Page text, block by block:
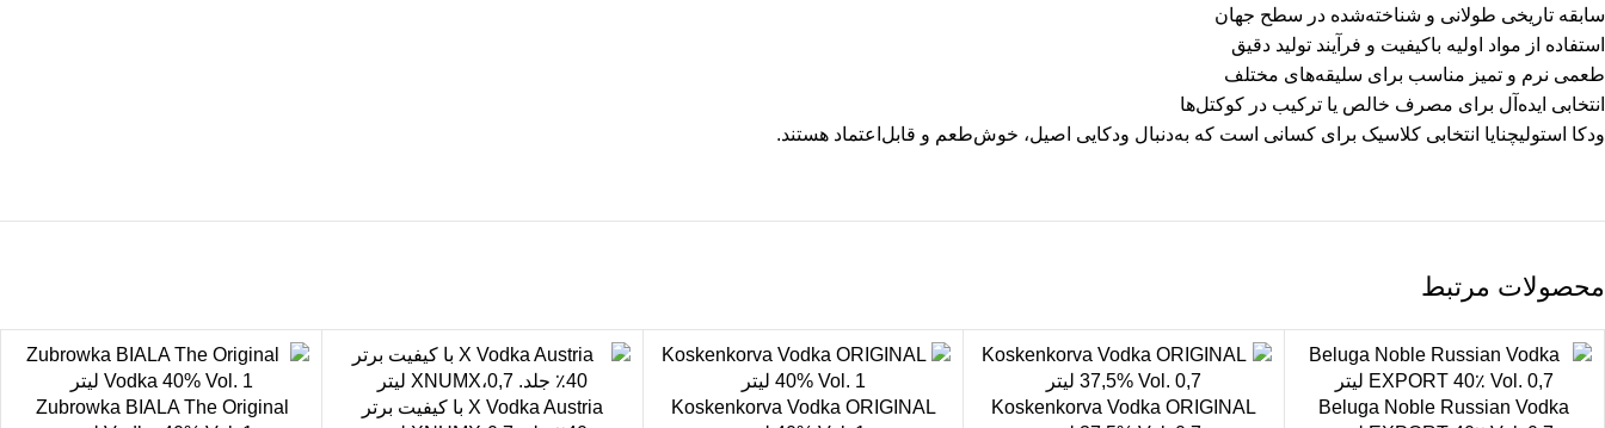
سابقه تاریخی طولانی و شناخته‌شده در سطح جهان
استفاده از مواد اولیه باکیفیت و فرآیند تولید دقیق
طعمی نرم و تمیز مناسب برای سلیقه‌های مختلف
انتخابی ایده‌آل برای مصرف خالص یا ترکیب در کوکتل‌ها
ودکا استولیچنایا انتخابی کلاسیک برای کسانی است که به‌دنبال ودکایی اصیل، خوش‌طعم و قابل‌اعتماد هستند.
محصولات مرتبط
Beluga Noble Russian Vodka
Koskenkorva Vodka ORIGINAL
Koskenkorva Vodka ORIGINAL
X Vodka Austria با کیفیت برتر
Zubrowka BIALA The Original